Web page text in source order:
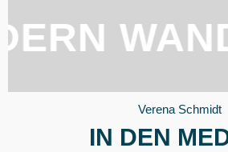
Verena Schmidt
IN DEN